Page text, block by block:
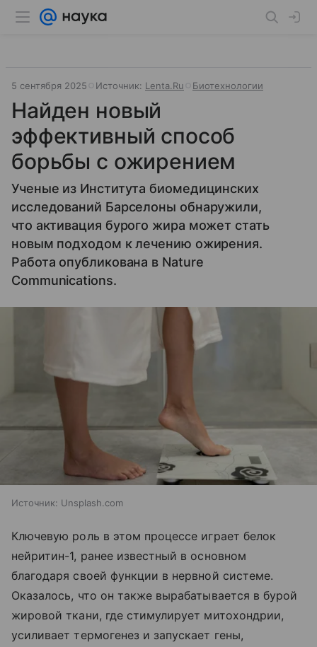
5 сентября 2025 Источник: Lenta.Ru Биотехнологии
Найден новый
эффективный способ
борьбы с ожирением
Ученые из Института биомедицинских
исследований Барселоны обнаружили,
что активация бурого жира может стать
новым подходом к лечению ожирения.
Работа опубликована в Nature
Communications.
Источник: Unsplash.com
Ключевую роль в этом процессе играет белок
нейритин-1, ранее известный в основном
благодаря своей функции в нервной системе.
Оказалось, что он также вырабатывается в бурой
жировой ткани, где стимулирует митохондрии,
усиливает термогенез и запускает гены,